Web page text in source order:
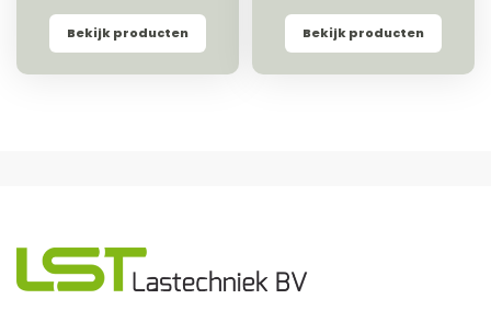
Bekijk producten Bekijk producten